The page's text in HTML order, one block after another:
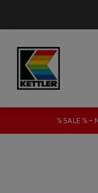
% SALE % –